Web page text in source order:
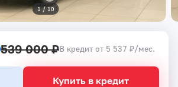
1 / 10
539 000 ₽В кредит от 5 537 ₽/мес.
Купить в кредит